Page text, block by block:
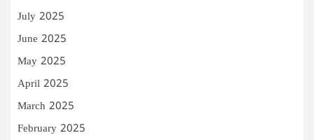
July 2025
June 2025
May 2025
April 2025
March 2025
February 2025